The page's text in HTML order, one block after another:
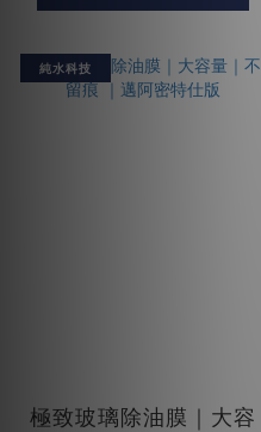
純水科技
極致玻璃除油膜｜大容